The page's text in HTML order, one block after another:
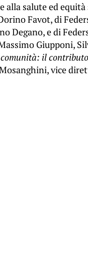
salute ed
Favot, di
Degano, e di
Giupponi,
comunità: il
vice